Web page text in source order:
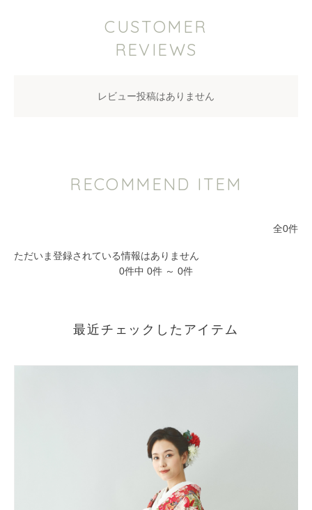
CUSTOMER
REVIEWS
レビュー投稿はありません
RECOMMEND ITEM
全0件
ただいま登録されている情報はありません
0件中 0件 ～ 0件
最近チェックしたアイテム